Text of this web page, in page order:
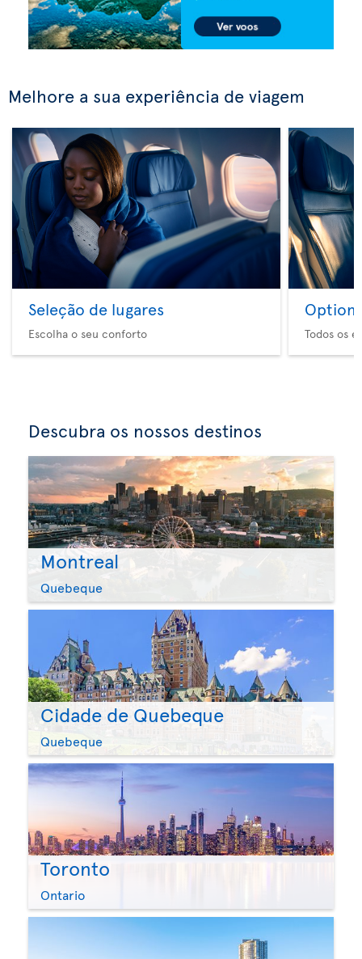
Melhore a sua experiência de viagem
Seleção de lugares
Escolha o seu conforto
Option
Todos os
Descubra os nossos destinos
Montreal
Quebeque
Cidade de Quebeque
Quebeque
Toronto
Ontario